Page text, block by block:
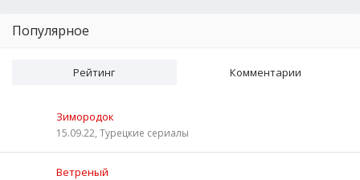
Популярное
Рейтинг Комментарии
Зимородок
15.09.22, Турецкие сериалы
Ветреный